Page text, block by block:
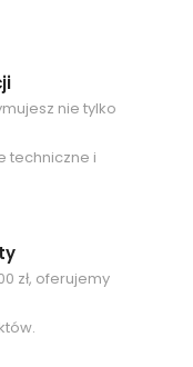
nie tylko
techniczne i
zł, oferujemy